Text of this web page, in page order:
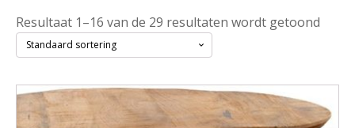
Resultaat 1–16 van de 29 resultaten wordt getoond